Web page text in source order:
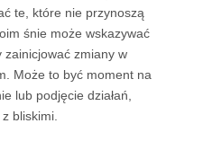
te, które nie przynoszą
śnie może wskazywać
zainicjować zmiany w
Może to być moment na
lub podjęcie działań,
bliskimi.